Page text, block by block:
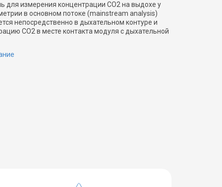
для измерения концентрации СО2 на выдохе у
в основном потоке (mainstream analysis)
непосредственно в дыхательном контуре и
СО2 в месте контакта модуля с дыхательной